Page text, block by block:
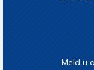
Meld u